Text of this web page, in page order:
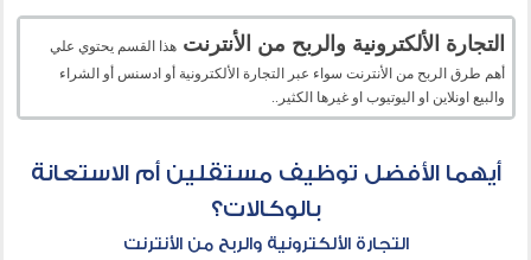
التجارة الألكترونية والربح من الأنترنت هذا القسم يحتوي علي
أهم طرق الربح من الأنترنت سواء عبر التجارة الألكترونية أو ادسنس أو الشراء
والبيع اونلاين او اليوتيوب او غيرها الكثير..
أيهما الأفضل توظيف مستقلين أم الاستعانة
بالوكالات؟
التجارة الألكترونية والربح من الأنترنت